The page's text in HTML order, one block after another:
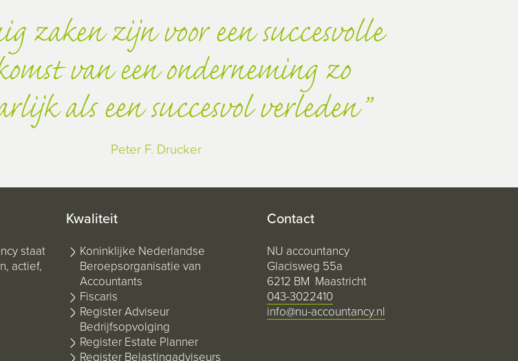
zaken zijn voor een succesvolle
van een onderneming zo
als een succesvol verleden
Peter F. Drucker
staat
actief,
Kwaliteit
Koninklijke Nederlandse
Beroepsorganisatie van
Accountants
Fiscaris
Register Adviseur
Bedrijfsopvolging
Register Estate Planner
Register Belastingadviseurs
Contact
NU accountancy
Glacisweg 55a
6212 BM Maastricht
043-3022410
info@nu-accountancy.nl